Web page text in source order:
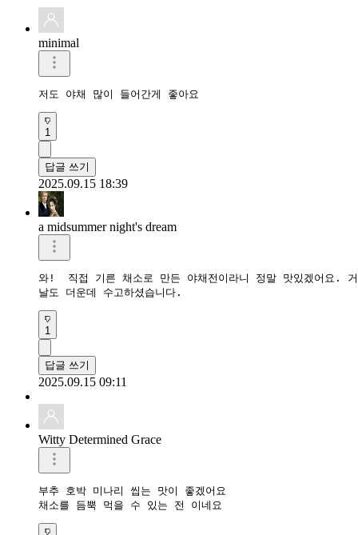
minimal
저도 야채 많이 들어간게 좋아요
1
답글 쓰기
2025.09.15 18:39
a midsummer night's dream
와!  직접 기른 채소로 만든 야채전이라니 정말 맛있겠어요.
날도 더운데 수고하셨습니다.
1
답글 쓰기
2025.09.15 09:11
Witty Determined Grace
부추 호박 미나리 씹는 맛이 좋겠어요
채소를 듬뿍 먹을 수 있는 전 이네요